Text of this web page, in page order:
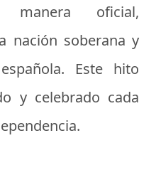
manera oficial,
nación soberana y
Este hito
y celebrado cada